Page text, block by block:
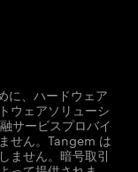
に、ハードウェア
ウェアソリューシ
サービスプロバイ
せん。Tangem は
ません。暗号取引